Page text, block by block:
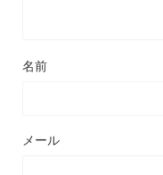
名前
メール